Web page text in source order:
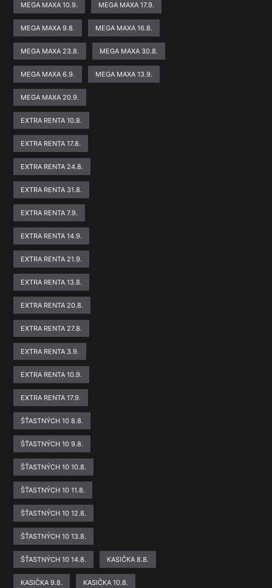
MEGA MAXA 10.9. MEGA MAXA 17.9.
MEGA MAXA 9.8. MEGA MAXA 16.8.
MEGA MAXA 23.8. MEGA MAXA 30.8.
MEGA MAXA 6.9. MEGA MAXA 13.9.
MEGA MAXA 20.9.
EXTRA RENTA 10.8.
EXTRA RENTA 17.8.
EXTRA RENTA 24.8.
EXTRA RENTA 31.8.
EXTRA RENTA 7.9.
EXTRA RENTA 14.9.
EXTRA RENTA 21.9.
EXTRA RENTA 13.8.
EXTRA RENTA 20.8.
EXTRA RENTA 27.8.
EXTRA RENTA 3.9.
EXTRA RENTA 10.9.
EXTRA RENTA 17.9.
ŠŤASTNÝCH 10 8.8.
ŠŤASTNÝCH 10 9.8.
ŠŤASTNÝCH 10 10.8.
ŠŤASTNÝCH 10 11.8.
ŠŤASTNÝCH 10 12.8.
ŠŤASTNÝCH 10 13.8.
ŠŤASTNÝCH 10 14.8. KASIČKA 8.8.
KASIČKA 9.8. KASIČKA 10.8.